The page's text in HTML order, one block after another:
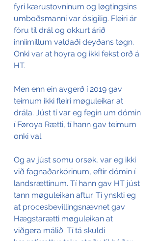
fyri kærustovninum og løgtingsins
umboðsmanni var ósigilig. Fleiri ár
fóru til drál og okkurt árið
inniímillum valdaði deyðans tøgn.
Onki var at hoyra og ikki fekst orð á
HT.
Men enn ein avgerð í 2019 gav
teimum ikki fleiri møguleikar at
drála. Júst tí var eg fegin um dómin
í Føroya Rætti, tí hann gav teimum
onki val.
Og av júst somu orsøk, var eg ikki
við fagnaðarkórinum, eftir dómin í
landsrættinum. Tí hann gav HT júst
tann møguleikan aftur. Tí ynskti eg
at procesbevillingsnævnet gav
Hægstarætti møguleikan at
viðgera málið. Tí tá skuldi